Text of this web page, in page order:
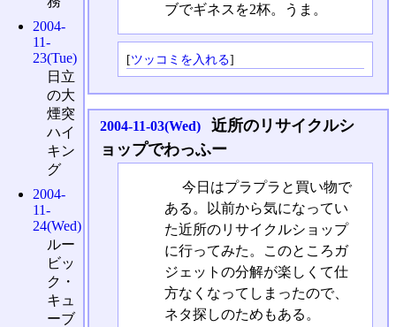
ブでギネスを2杯。うま。
[ツッコミを入れる]
2004-11-03(Wed)
近所のリサイクルシ
ョップでわっふー
今日はプラプラと買い物で
ある。以前から気になってい
た近所のリサイクルショップ
に行ってみた。このところガ
ジェットの分解が楽しくて仕
方なくなってしまったので、
ネタ探しのためもある。
2004-
11-
23(Tue)
日立
の大
煙突
ハイ
キン
グ
2004-
11-
24(Wed)
ルー
ビッ
ク・
キュ
ーブ